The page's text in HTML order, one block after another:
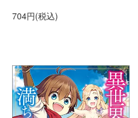
704円(税込)